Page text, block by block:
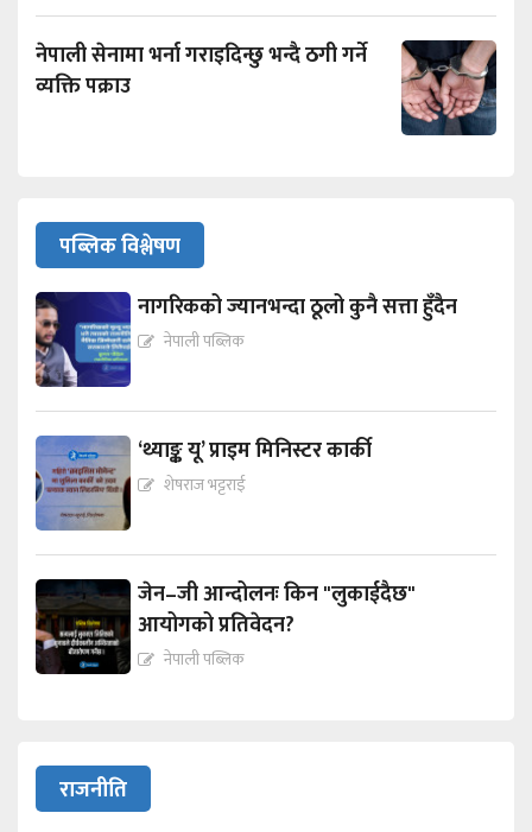
नेपाली सेनामा भर्ना गराइदिन्छु भन्दै ठगी गर्ने
व्यक्ति पक्राउ
पब्लिक विश्लेषण
नागरिकको ज्यानभन्दा ठूलो कुनै सत्ता हुँदैन
नेपाली पब्लिक
‘थ्याङ्क यू’ प्राइम मिनिस्टर कार्की
शेषराज भट्टराई
जेन–जी आन्दोलनः किन "लुकाईदैछ"
आयोगको प्रतिवेदन?
नेपाली पब्लिक
राजनीति